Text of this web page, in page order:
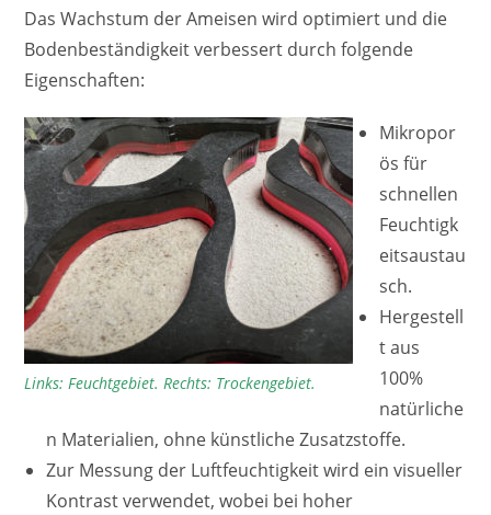
Das Wachstum der Ameisen wird optimiert und die
Bodenbeständigkeit verbessert durch folgende
Eigenschaften:
Links: Feuchtgebiet. Rechts: Trockengebiet.
Mikropor
ös für
schnellen
Feuchtigk
eitsaustau
sch.
Hergestell
t aus
100%
natürliche
n Materialien, ohne künstliche Zusatzstoffe.
Zur Messung der Luftfeuchtigkeit wird ein visueller
Kontrast verwendet, wobei bei hoher